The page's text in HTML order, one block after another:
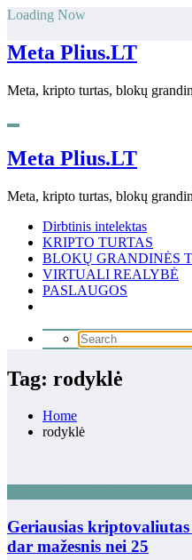
Skip
content
Loading Now
Meta Plius.LT
Meta, kripto turtas, blokų
Meta Plius.LT
Meta, kripto turtas, blokų
Dirbtinis intelektas
KRIPTO TURTAS
BLOKŲ GRANDINĖS
VIRTUALI REALYBĖ
PASLAUGOS
Tag: rodyklė
Home
rodyklė
Geriausias
dar mažesnis nei 25